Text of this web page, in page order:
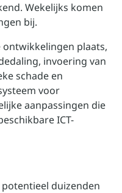
Wekelijks komen
bij.
ontwikkelingen plaats,
invoering van
schade en
voor
aanpassingen die
ICT-
duizenden